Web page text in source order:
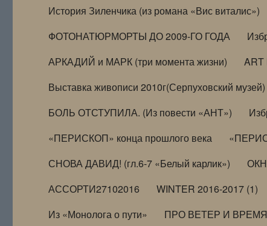
История Зиленчика (из романа «Вис виталис»)
ФОТОНАТЮРМОРТЫ ДО 2009-ГО ГОДА
АРКАДИЙ и МАРК (три момента жизни)
ART
Выставка живописи 2010г(Серпуховский музей)
БОЛЬ ОТСТУПИЛА. (Из повести «АНТ»)
«ПЕРИСКОП» конца прошлого века
СНОВА ДАВИД! (гл.6-7 «Белый карлик»)
АССОРТИ27102016
WINTER 2016-2017 (1)
Из «Монолога о пути»
ПРО ВЕТЕР И ВРЕМЯ